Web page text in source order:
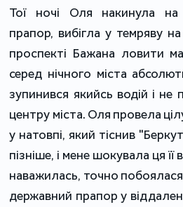
Тої ночі Оля накинула
прапор, вибігла у темряву
проспекті Бажана ловити
серед нічного міста
зупинився якийсь водій і не
центру міста. Оля провела
у натовпі, який тіснив
пізніше, і мене шокувала ця її
наважилась, точно побоялася
державний прапор у